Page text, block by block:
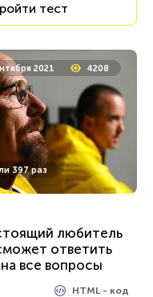
тест
2021 4208
397 раз
любитель
ответить
все вопросы
HTML - код